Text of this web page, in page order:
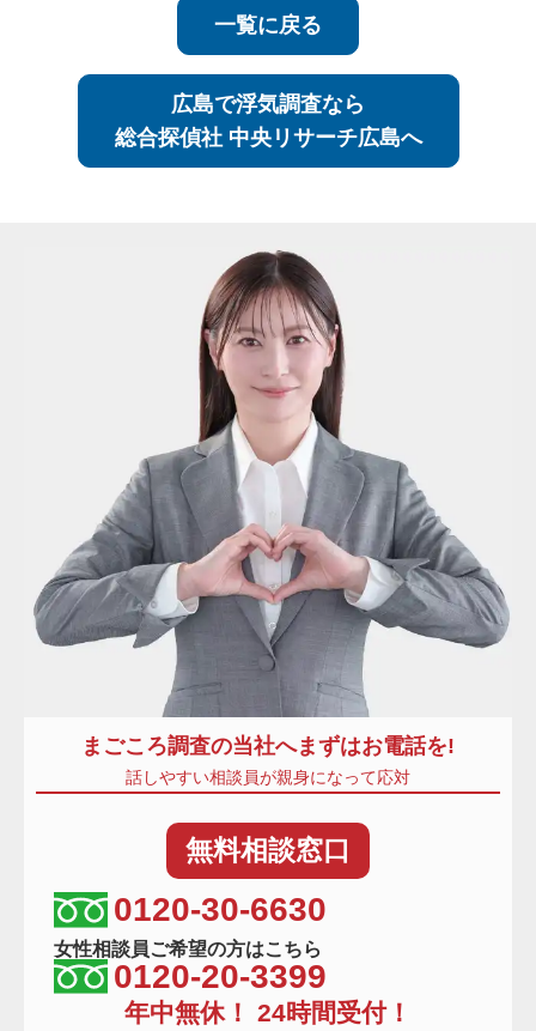
一覧に戻る
広島で浮気調査なら
総合探偵社 中央リサーチ広島へ
まごころ調査の当社へまずはお電話を!
話しやすい相談員が親身になって応対
無料相談窓口
0120-30-6630
女性相談員ご希望の方はこちら
0120-20-3399
年中無休！ 24時間受付！